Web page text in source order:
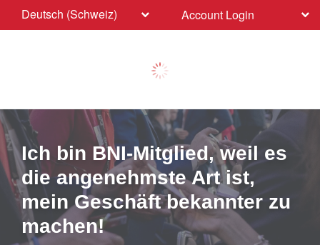
Deutsch (Schweiz) Account Login
Ich bin BNI-Mitglied, weil es
die angenehmste Art ist,
mein Geschäft bekannter zu
machen!